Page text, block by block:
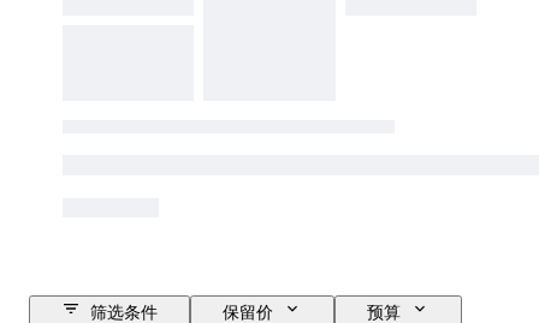
筛选条件 保留价
预算